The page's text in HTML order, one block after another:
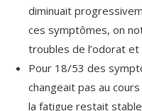
diminuait
ces symptômes, on
troubles de l’odorat
Pour 18/53 des
changeait pas au
la fatigue restait